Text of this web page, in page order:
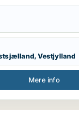
Vestjylland
Mere info